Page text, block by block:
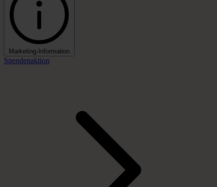
Marketing-Information
Spendenaktion